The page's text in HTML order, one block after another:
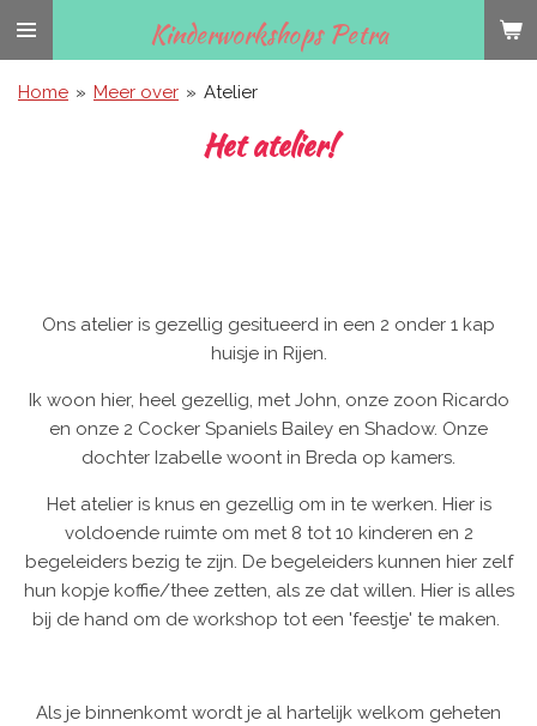
Ga
naar
Kinderworkshops Petra
Home » Meer over » Atelier
Het atelier!
Ons atelier is gezellig gesitueerd in een 2 onder 1 kap
huisje in Rijen.
Ik woon hier, heel gezellig, met John, onze zoon Ricardo
en onze 2 Cocker Spaniels Bailey en Shadow. Onze
dochter Izabelle woont in Breda op kamers.
Het atelier is knus en gezellig om in te werken. Hier is
voldoende ruimte om met 8 tot 10 kinderen en 2
begeleiders bezig te zijn. De begeleiders kunnen hier zelf
hun kopje koffie/thee zetten, als ze dat willen. Hier is alles
bij de hand om de workshop tot een 'feestje' te maken.
Als je binnenkomt wordt je al hartelijk welkom geheten